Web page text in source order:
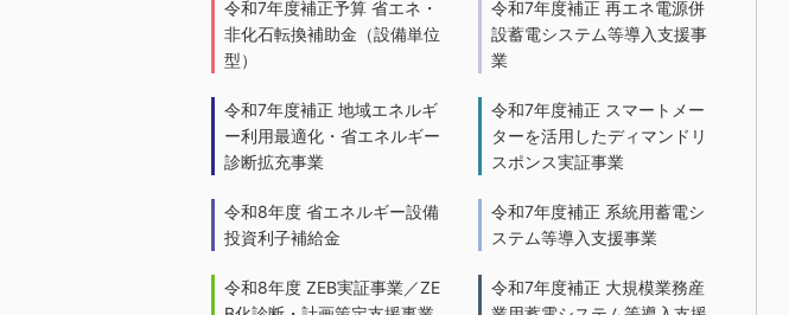
令和7年度補正予算 省エネ・
非化石転換補助金（設備単位
型）
令和7年度補正 地域エネルギ
ー利用最適化・省エネルギー
診断拡充事業
令和8年度 省エネルギー設備
投資利子補給金
令和8年度 ZEB実証事業／ZE
令和7年度補正 再エネ電源併
設蓄電システム等導入支援事
業
令和7年度補正 スマートメー
ターを活用したディマンドリ
スポンス実証事業
令和7年度補正 系統用蓄電シ
ステム等導入支援事業
令和7年度補正 大規模業務産